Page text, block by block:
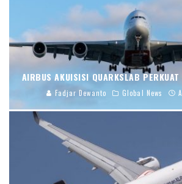
AIRBUS AKUISISI QUARKSLAB PERKUAT
Fadjar Dewanto Global News